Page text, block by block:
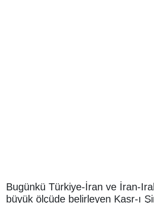
Bugünkü Türkiye-İran ve İran-Irak
büyük ölçüde belirleyen Kasr-ı